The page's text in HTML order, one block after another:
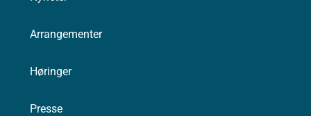
Arrangementer
Høringer
Presse